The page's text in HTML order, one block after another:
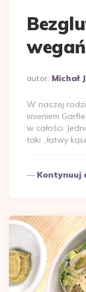
Dodane
autor: Michał
W naszej
imieniem
w całości.
taki „łatwy
Kontynuuj